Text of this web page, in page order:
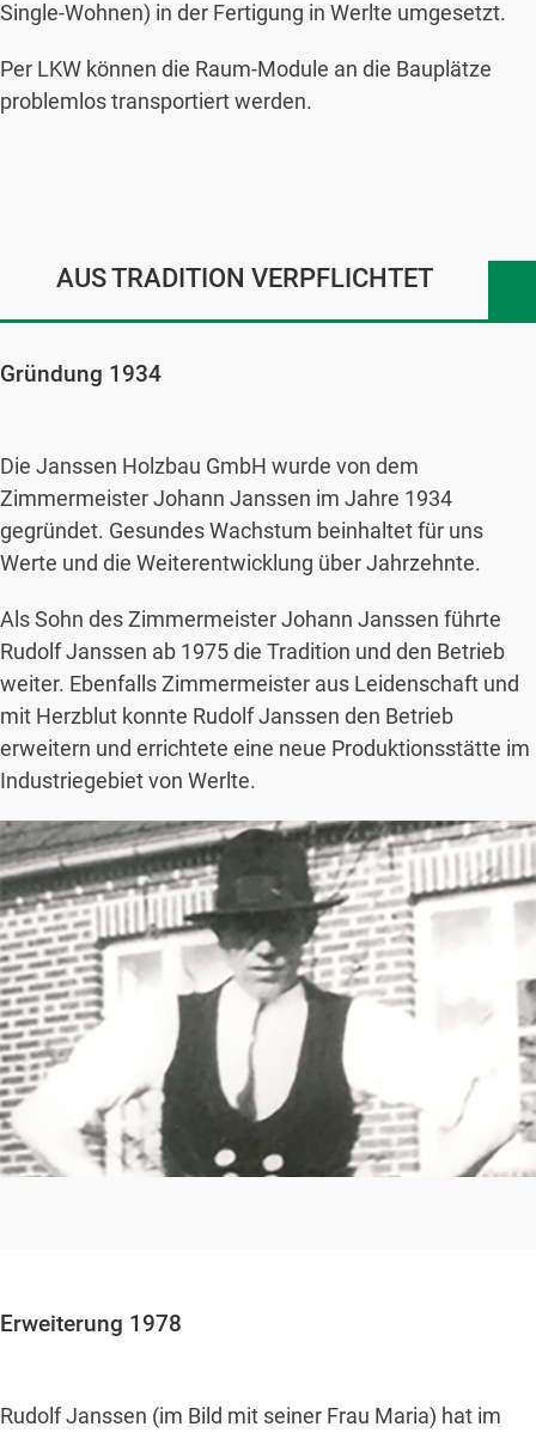
Single-Wohnen) in der Fertigung in Werlte umgesetzt.
Per LKW können die Raum-Module an die Bauplätze
problemlos transportiert werden.
AUS TRADITION VERPFLICHTET
Gründung 1934
Die Janssen Holzbau GmbH wurde von dem
Zimmermeister Johann Janssen im Jahre 1934
gegründet. Gesundes Wachstum beinhaltet für uns
Werte und die Weiterentwicklung über Jahrzehnte.
Als Sohn des Zimmermeister Johann Janssen führte
Rudolf Janssen ab 1975 die Tradition und den Betrieb
weiter. Ebenfalls Zimmermeister aus Leidenschaft und
mit Herzblut konnte Rudolf Janssen den Betrieb
erweitern und errichtete eine neue Produktionsstätte im
Industriegebiet von Werlte.
Erweiterung 1978
Rudolf Janssen (im Bild mit seiner Frau Maria) hat im